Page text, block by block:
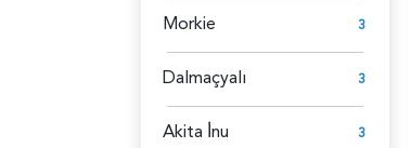
Morkie 3
Dalmaçyalı 3
Akita İ̇nu 3